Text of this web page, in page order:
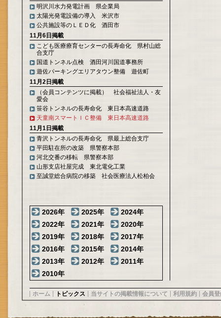
明沢川水力発電計画 県企業局
太陽光発電設備の導入 米沢市
公共施設等のＬＥＤ化 酒田市
11月6日掲載
こども医療療育センターの長寿命化 県村山総
合支庁
国道トンネル点検 酒田河川国道事務所
遊佐パーキングエリアタウン整備 遊佐町
11月2日掲載
（会員コンテンツに掲載） 社会福祉法人・友
愛会
笹谷トンネルの長寿命化 東日本高速道路
天童南スマートＩＣ整備 東日本高速道路
11月1日掲載
青沢トンネルの長寿命化 県最上総合支庁
平田駐在所の改築 県警察本部
河北交番の移転 県警察本部
山形支店社屋完成 東北電化工業
至誠堂総合病院の移築 社会医療法人松柏会
2026年 2025年
2024年
2022年
2021年
2020年
2019年
2018年
2017年
2016年
2015年
2014年
2013年
2012年
2011年
2010年
ホーム トピックス 当サイトの掲載情報について 利用規約 会員